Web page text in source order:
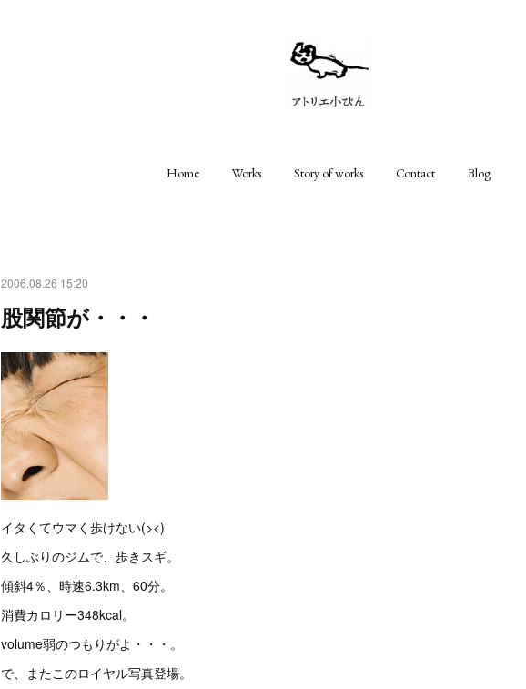
Home Works Story of works Contact Blog
2006.08.26 15:20
股関節が・・・
イタくてウマく歩けない(><)
久しぶりのジムで、歩きスギ。
傾斜4％、時速6.3km、60分。
消費カロリー348kcal。
volume弱のつもりがよ・・・。
で、またこのロイヤル写真登場。